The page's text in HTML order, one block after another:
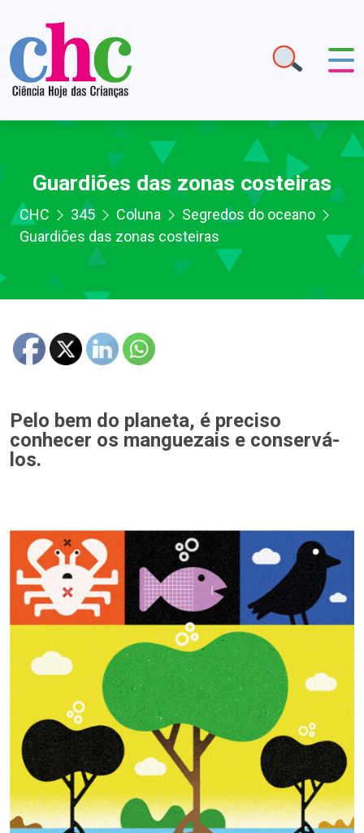
Guardiões das zonas costeiras
CHC 345 Coluna
Segredos do oceano
Guardiões das zonas costeiras
Pelo bem do planeta, é preciso
conhecer os manguezais e conservá-
los.